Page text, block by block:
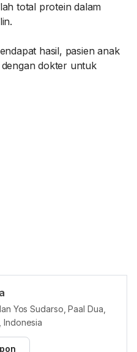
total protein dalam
hasil, pasien anak
dokter untuk
Yos Sudarso, Paal Dua,
Indonesia